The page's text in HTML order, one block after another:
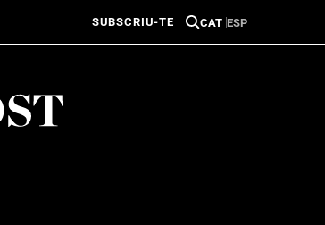
SUBSCRIU-TE CAT ESP